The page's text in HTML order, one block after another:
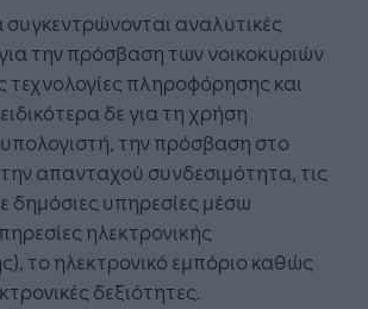
αναλυτικές
την πρόσβαση των νοικοκυριών
τεχνολογίες πληροφόρησης και
δε για τη χρήση
την πρόσβαση στο
την απανταχού συνδεσιμότητα, τις
δημόσιες υπηρεσίες μέσω
ηλεκτρονικής
το ηλεκτρονικό εμπόριο καθώς
δεξιότητες.